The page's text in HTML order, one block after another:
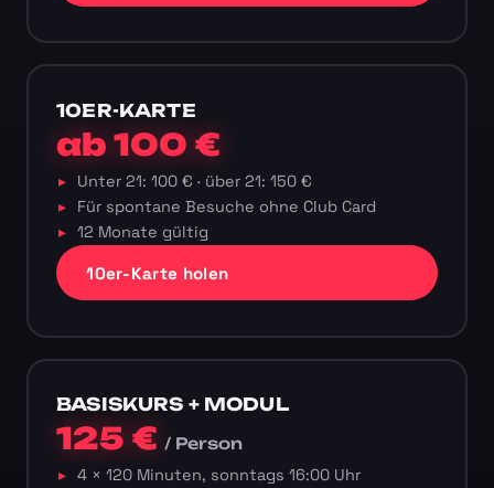
10ER-KARTE
ab 100 €
Unter 21: 100 € · über 21: 150 €
Für spontane Besuche ohne Club Card
12 Monate gültig
10er-Karte holen
BASISKURS + MODUL
125 €/ Person
4 × 120 Minuten, sonntags 16:00 Uhr